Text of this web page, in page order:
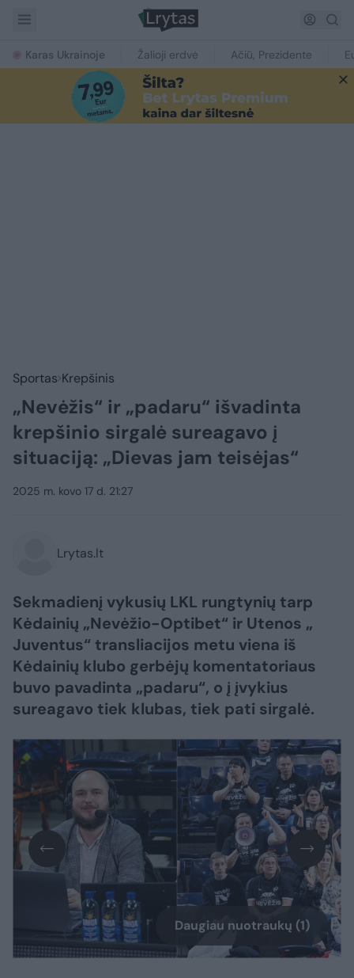
Karas Ukrainoje Žalioji erdvė Ačiū, Prezidente
Sportas Krepšinis
„Nevėžis“ ir „padaru“ išvadinta
krepšinio sirgalė sureagavo į
situaciją: „Dievas jam teisėjas“
2025 m. kovo 17 d. 21:27
Lrytas.lt
Sekmadienį vykusių LKL rungtynių tarp
Kėdainių „Nevėžio-Optibet“ ir Utenos „
Juventus“ transliacijos metu viena iš
Kėdainių klubo gerbėjų komentatoriaus
buvo pavadinta „padaru“, o į įvykius
sureagavo tiek klubas, tiek pati sirgalė.
Daugiau nuotraukų (1)